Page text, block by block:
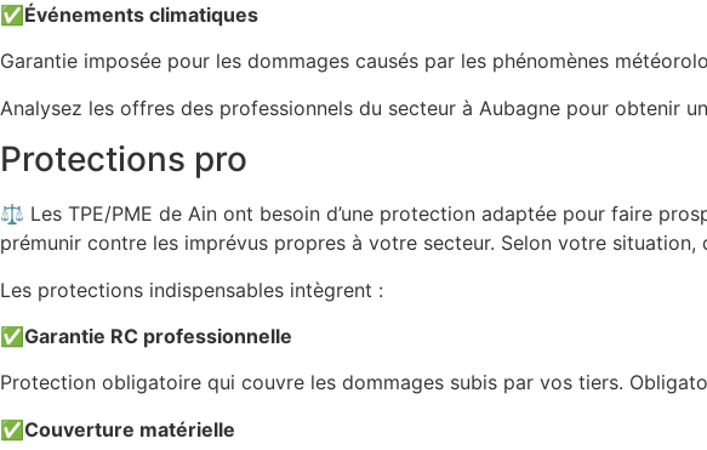
✅Événements climatiques
Garantie imposée pour les dommages causés par les phénomènes
Analysez les offres des professionnels du secteur à Aubagne pour obtenir
Protections pro
⚖️ Les TPE/PME de Ain ont besoin d’une protection adaptée pour faire
prémunir contre les imprévus propres à votre secteur. Selon votre
Les protections indispensables intègrent :
✅Garantie RC professionnelle
Protection obligatoire qui couvre les dommages subis par vos tiers.
✅Couverture matérielle